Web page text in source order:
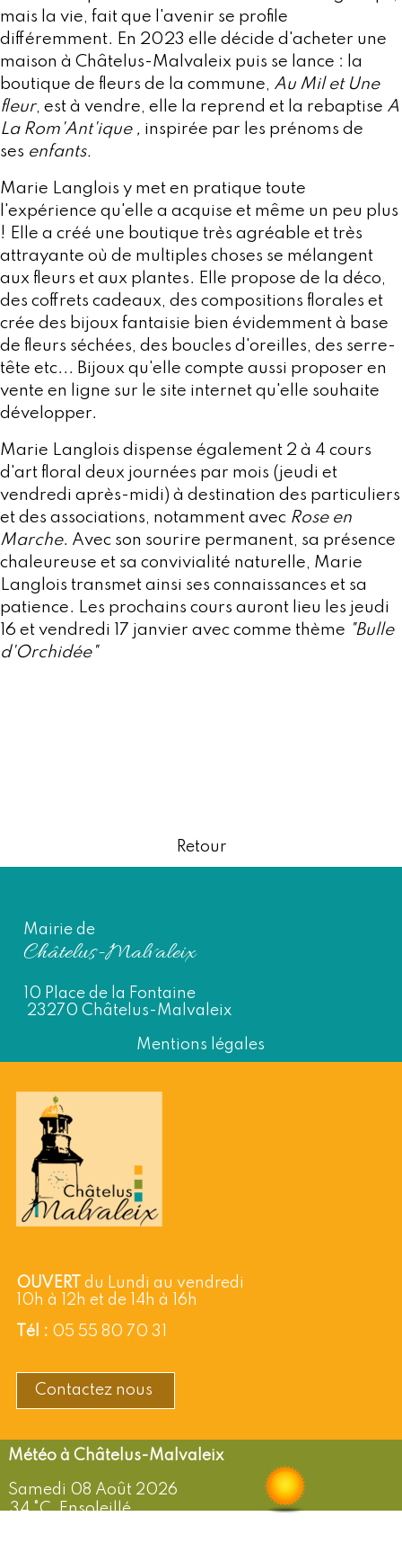
mais la vie, fait que l'avenir se profile
différemment. En 2023 elle décide d'acheter une
maison à Châtelus-Malvaleix puis se lance : la
boutique de fleurs de la commune, Au Mil et Une
fleur, est à vendre, elle la reprend et la rebaptise A
La Rom'Ant'ique , inspirée par les prénoms de
ses enfants.
Marie Langlois y met en pratique toute
l'expérience qu'elle a acquise et même un peu plus
! Elle a créé une boutique très agréable et très
attrayante où de multiples choses se mélangent
aux fleurs et aux plantes. Elle propose de la déco,
des coffrets cadeaux, des compositions florales et
crée des bijoux fantaisie bien évidemment à base
de fleurs séchées, des boucles d'oreilles, des serre-
tête etc... Bijoux qu'elle compte aussi proposer en
vente en ligne sur le site internet qu'elle souhaite
développer.
Marie Langlois dispense également 2 à 4 cours
d'art floral deux journées par mois (jeudi et
vendredi après-midi) à destination des particuliers
et des associations, notamment avec Rose en
Marche. Avec son sourire permanent, sa présence
chaleureuse et sa convivialité naturelle, Marie
Langlois transmet ainsi ses connaissances et sa
patience. Les prochains cours auront lieu les jeudi
16 et vendredi 17 janvier avec comme thème "Bulle
d'Orchidée"
Retour
Mairie de
Châtelus-Malvaleix
10 Place de la Fontaine
23270 Châtelus-Malvaleix
Mentions légales
OUVERT
du Lundi au vendredi
10h à 12h et de 14h à 16h
Tél : 05 55 80 70 31
Contactez nous
Châtelus-Malvaleix
Samedi 08 Août 2026
34 °C, Ensoleillé